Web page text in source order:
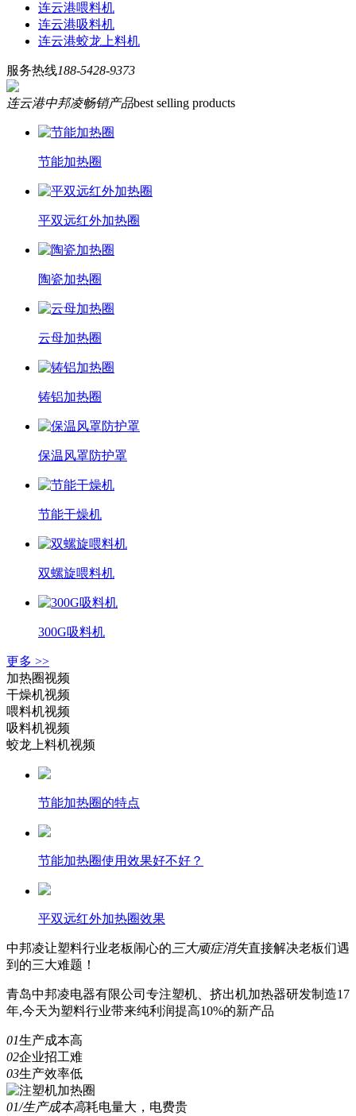
连云港喂料机
连云港吸料机
连云港蛟龙上料机
服务热线188-5428-9373
连云港中邦凌畅销产品best selling products
节能加热圈
平双远红外加热圈
陶瓷加热圈
云母加热圈
铸铝加热圈
保温风罩防护罩
节能干燥机
双螺旋喂料机
300G吸料机
更多 >>
加热圈视频
干燥机视频
喂料机视频
吸料机视频
蛟龙上料机视频
节能加热圈的特点
节能加热圈使用效果好不好？
平双远红外加热圈效果
中邦凌让塑料行业老板闹心的 三大顽症消失直接解决老板们遇
到的三大难题！
青岛中邦凌电器有限公司专注塑机、挤出机加热器研发制造17
年,今天为塑料行业带来纯利润提高10%的新产品
01生产成本高
02企业招工难
03生产效率低
01/生产成本高耗电量大，电费贵